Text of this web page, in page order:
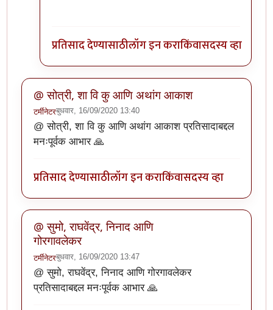
प्रतिसाद देण्यासाठीलॉग इन कराकिंवासदस्य व्हा
@ सोत्री, शा वि कु आणि अथांग आकाश
टर्मीनेटरबुधवार, 16/09/2020 13:40
@ सोत्री, शा वि कु आणि अथांग आकाश प्रतिसादाबद्दल
मनःपूर्वक आभार 🙏
प्रतिसाद देण्यासाठीलॉग इन कराकिंवासदस्य व्हा
@ सुमो, राघवेंद्र, निनाद आणि
गोरगावलेकर
टर्मीनेटरबुधवार, 16/09/2020 13:47
@ सुमो, राघवेंद्र, निनाद आणि गोरगावलेकर
प्रतिसादाबद्दल मनःपूर्वक आभार 🙏